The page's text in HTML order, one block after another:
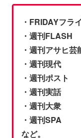
・FRIDAYフラ
・週刊FLASH
・週刊アサヒ芸
・週刊現代
・週刊ポスト
・週刊実話
・週刊大衆
・週刊SPA
など。